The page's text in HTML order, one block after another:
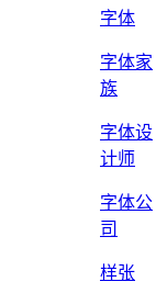
字体
字体家
族
字体设
计师
字体公
司
样张